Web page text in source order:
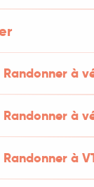
Randonner à
Randonner à
Randonner à
de tourisme à
et aux